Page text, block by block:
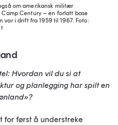
om amerikansk militær
Century – en forlatt base
var i drift fra 1959 til 1967. Foto:
Hvordan vil du si at
og planlegging har spilt en
for først å understreke